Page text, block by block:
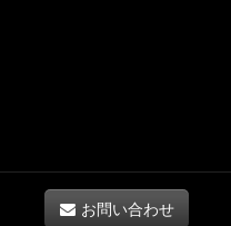
お問い合わせ